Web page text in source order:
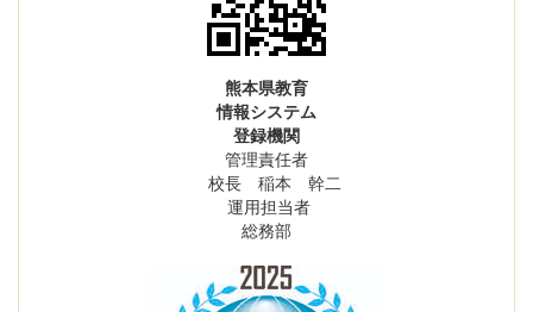
熊本県教育
情報システム
登録機関
管理責任者
校長 稲本 幹二
運用担当者
総務部